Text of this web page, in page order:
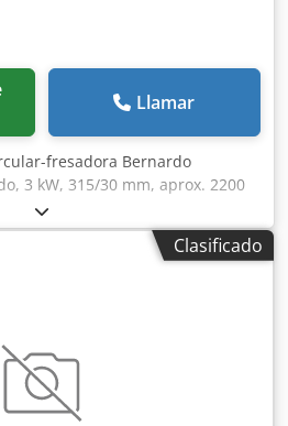
en la mesa
Llamar
fresadora Bernardo
3 kW, 315/30 mm, aprox. 2200
aprox. 100 mm de altura de
sujetos a cambios, salvo
Credpfex H Ufbex Aqqjf
Clasificado